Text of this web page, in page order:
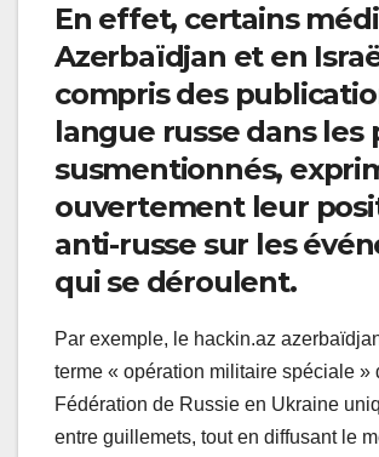
En effet, certains
Azerbaïdjan et en
compris des
langue russe dans les
susmentionnés,
ouvertement leur
anti-russe sur les
qui se déroulent.
Par exemple, le hackin.az
terme « opération militaire spéciale »
Fédération de Russie en Ukraine
entre guillemets, tout en diffusant le